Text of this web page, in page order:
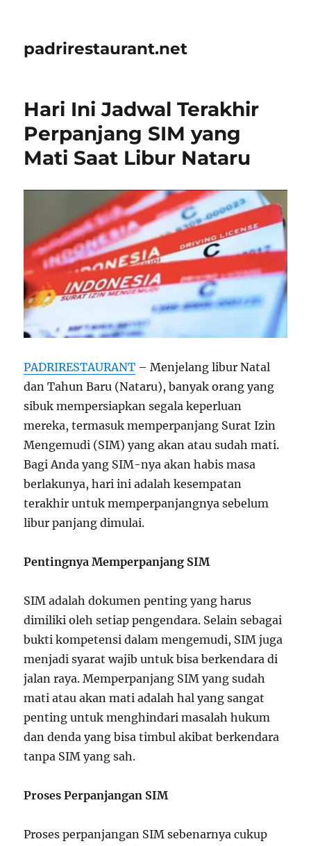
padrirestaurant.net
Hari Ini Jadwal Terakhir
Perpanjang SIM yang
Mati Saat Libur Nataru
PADRIRESTAURANT – Menjelang libur Natal
dan Tahun Baru (Nataru), banyak orang yang
sibuk mempersiapkan segala keperluan
mereka, termasuk memperpanjang Surat Izin
Mengemudi (SIM) yang akan atau sudah mati.
Bagi Anda yang SIM-nya akan habis masa
berlakunya, hari ini adalah kesempatan
terakhir untuk memperpanjangnya sebelum
libur panjang dimulai.
Pentingnya Memperpanjang SIM
SIM adalah dokumen penting yang harus
dimiliki oleh setiap pengendara. Selain sebagai
bukti kompetensi dalam mengemudi, SIM juga
menjadi syarat wajib untuk bisa berkendara di
jalan raya. Memperpanjang SIM yang sudah
mati atau akan mati adalah hal yang sangat
penting untuk menghindari masalah hukum
dan denda yang bisa timbul akibat berkendara
tanpa SIM yang sah.
Proses Perpanjangan SIM
Proses perpanjangan SIM sebenarnya cukup